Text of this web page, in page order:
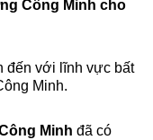
Công Minh cho
đến với lĩnh vực bất
Minh.
Minh đã có